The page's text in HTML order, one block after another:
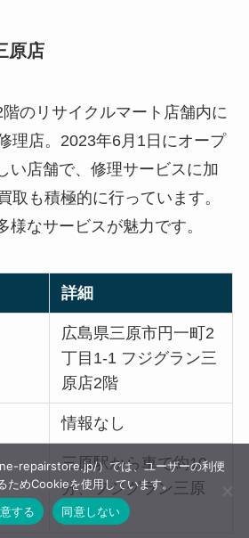
原店
のリサイクルマート店舗内に
理店。2023年6月1日にオープ
い店舗で、修理サービスに加
取も積極的に行っています。
様なサービスが魅力です。
詳細
広島県三原市円一町2
丁目1-1 フジグラン三
原店2階
情報なし
三原駅から車で約10
分、フジグラン三原
店内
repairstore.jp/）では、ユーザーの利便
ためCookieを使用しています。
する
同意しない